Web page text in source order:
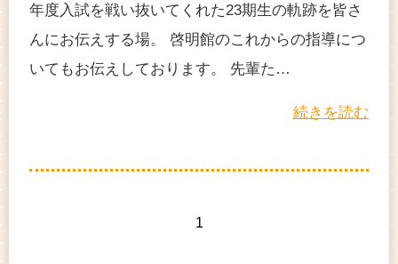
年度入試を戦い抜いてくれた23期生の軌跡を皆さ
んにお伝えする場。 啓明館のこれからの指導につ
いてもお伝えしております。 先輩た…
続きを読む
1